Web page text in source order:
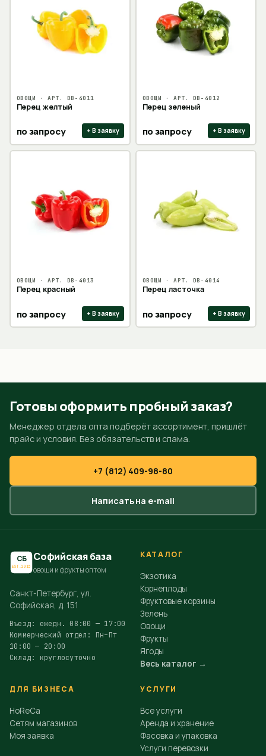
ОВОЩИ · АРТ. DB-4011
Перец желтый
по запросу + В заявку
ОВОЩИ · АРТ. DB-4012
Перец зеленый
по запросу + В заявку
ОВОЩИ · АРТ. DB-4013
Перец красный
по запросу + В заявку
ОВОЩИ · АРТ. DB-4014
Перец ласточка
по запросу + В заявку
Готовы оформить пробный заказ?
Менеджер отдела опта подберёт ассортимент, пришлёт
прайс и условия. Без обязательств и спама.
+7 (812) 409-98-80
Написать на e-mail
СБ
EST.2015
Софийская база
овощи и фрукты оптом
Санкт-Петербург, ул.
Софийская, д. 151
Въезд: ежедн. 08:00 — 17:00
Коммерческий отдел: Пн–Пт
10:00 — 20:00
Склад: круглосуточно
КАТАЛОГ
Экзотика
Корнеплоды
Фруктовые корзины
Зелень
Овощи
Фрукты
Ягоды
Весь каталог →
ДЛЯ БИЗНЕСА
HoReCa
Сетям магазинов
Моя заявка
УСЛУГИ
Все услуги
Аренда и хранение
Фасовка и упаковка
Услуги перевозки